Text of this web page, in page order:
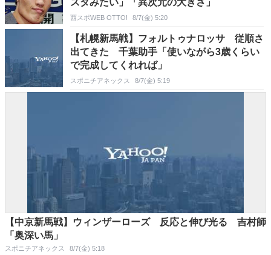
スタみたい」「異次元の大きさ」
西スポWEB OTTO! 8/7(金) 5:20
【札幌新馬戦】フォルトゥナロッサ 従順さ
出てきた 千葉助手「使いながら3歳くらい
で完成してくれれば」
スポニチアネックス 8/7(金) 5:19
【中京新馬戦】ウィンザーローズ 反応と伸び光る 吉村師
「奥深い馬」
スポニチアネックス 8/7(金) 5:18